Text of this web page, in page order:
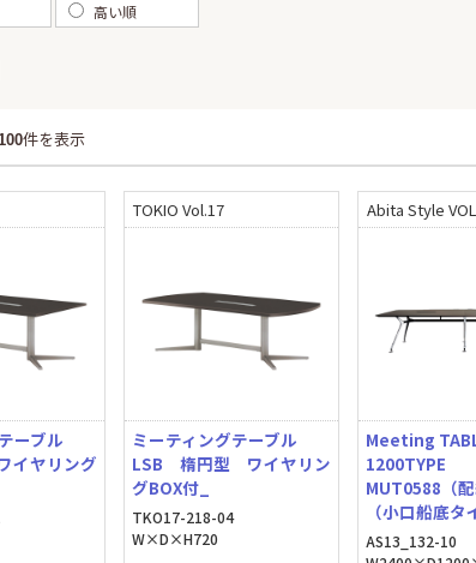
高い順
件を表示
ーブル
ヤリング
TOKIO Vol.17
ミーティングテーブル
LSB 楕円型 ワイヤリン
グBOX付_
TKO17-218-04
W×D×H720
Abita Style
Meeting
1200TYPE
MUT0588（配
（小口船底タ
AS13_132-10